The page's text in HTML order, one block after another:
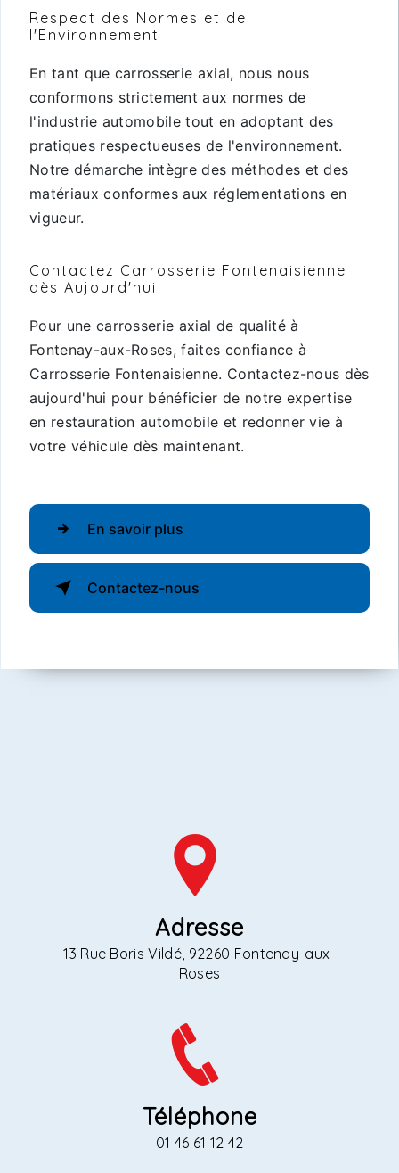
Respect des Normes et de
l'Environnement
En tant que carrosserie axial, nous nous
conformons strictement aux normes de
l'industrie automobile tout en adoptant des
pratiques respectueuses de l'environnement.
Notre démarche intègre des méthodes et des
matériaux conformes aux réglementations en
vigueur.
Contactez Carrosserie Fontenaisienne
dès Aujourd'hui
Pour une carrosserie axial de qualité à
Fontenay-aux-Roses, faites confiance à
Carrosserie Fontenaisienne. Contactez-nous dès
aujourd'hui pour bénéficier de notre expertise
en restauration automobile et redonner vie à
votre véhicule dès maintenant.
En savoir plus
Contactez-nous
Adresse
13 Rue Boris Vildé, 92260 Fontenay-aux-
Roses
Téléphone
01 46 61 12 42